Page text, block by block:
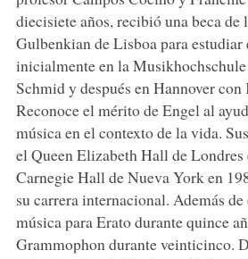
diecisiete años, recibió una beca de
Gulbenkian de Lisboa para estudiar
inicialmente en la
Schmid y después en Hannover
Reconoce el mérito de Engel al
música en el contexto de la vida.
el Queen Elizabeth Hall de Londres
Carnegie Hall de Nueva York en
su carrera internacional. Además
música para Erato durante quince
Grammophon durante veinticinco.